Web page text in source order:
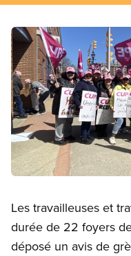
Image
Les travailleuses et
durée de 22 foyers
déposé un avis de